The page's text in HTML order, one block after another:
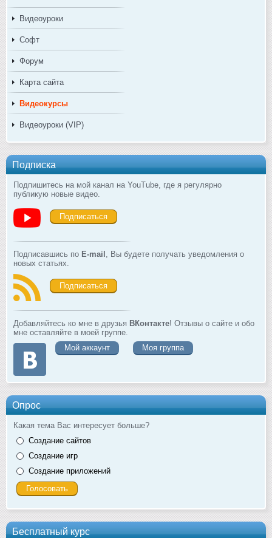
Видеоуроки
Софт
Форум
Карта сайта
Видеокурсы
Видеоуроки (VIP)
Подписка
Подпишитесь на мой канал на YouTube, где я регулярно
публикую новые видео.
Подписаться
Подписавшись по E-mail , Вы будете получать уведомления о
новых статьях.
Подписаться
Добавляйтесь ко мне в друзья ВКонтакте! Отзывы о сайте и обо
мне оставляйте в моей группе.
Мой аккаунт
Моя группа
Опрос
Какая тема Вас интересует больше?
Создание сайтов
Создание игр
Создание приложений
Бесплатный курс